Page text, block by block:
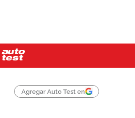
Agregar Auto Test en